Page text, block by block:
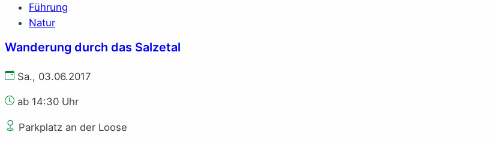
Führung
Natur
Wanderung durch das Salzetal
Sa., 03.06.2017
ab 14:30 Uhr
Parkplatz an der Loose